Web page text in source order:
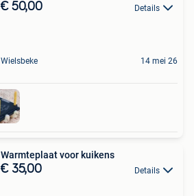
€ 50,00 Details
Wielsbeke 14 mei 26
Warmteplaat voor kuikens
€ 35,00 Details